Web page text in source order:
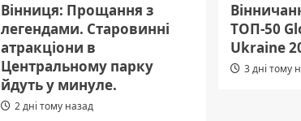
Вінниця: Прощання з
легендами. Старовинні
атракціони в
Центральному парку
йдуть у минуле.
2 дні тому назад
ТОП-50
Ukraine
3 дні тому